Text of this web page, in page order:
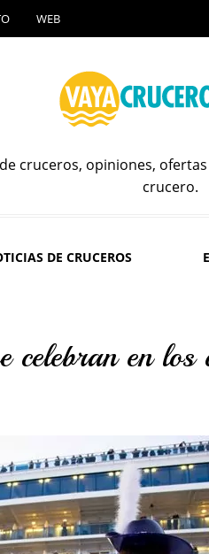
WEB
cruceros, opiniones,
crucero.
DE CRUCEROS
celebran en los